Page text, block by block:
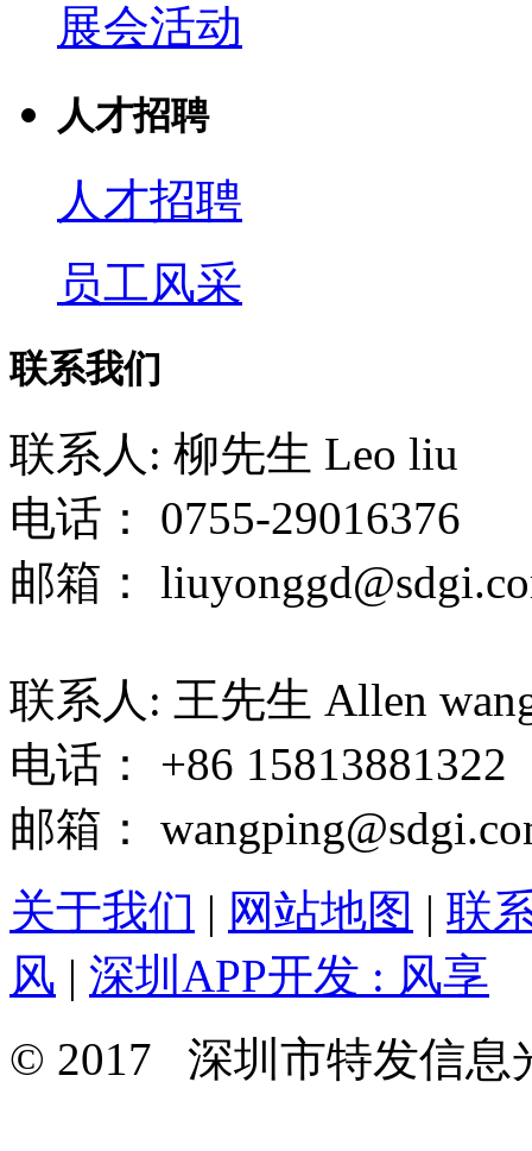
展会活动
人才招聘
人才招聘
员工风采
联系我们
联系人: 柳先生 Leo liu
电话： 0755-29016376
邮箱：
联系人: 王先生 Allen
电话： +86 15813881322
邮箱：
关于我们 | 网站地图 | 联
风 | 深圳APP开发 : 风享
© 2017 深圳市特发信息